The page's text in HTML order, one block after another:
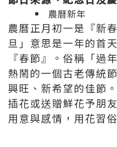
農曆新年
農曆正月初一是『新
旦」意思是一年的首
『春節』。俗稱「過
熱鬧的一個古老傳統
興旺、新希望的佳節
插花或送贈鮮花予朋
用意與感情，用花習